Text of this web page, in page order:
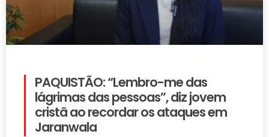
PAQUISTÃO: “Lembro-me das
lágrimas das pessoas”, diz jovem
cristã ao recordar os ataques em
Jaranwala